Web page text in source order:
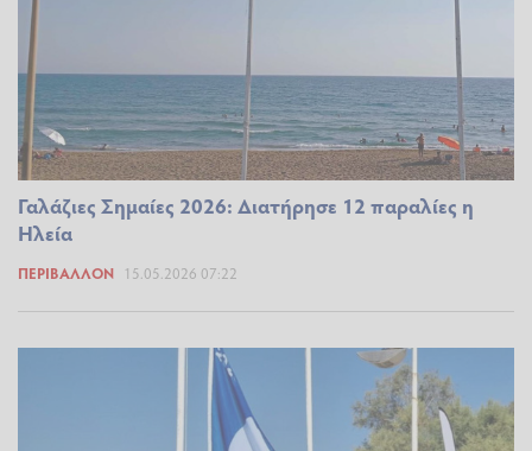
Γαλάζιες Σημαίες 2026: Διατήρησε 12 παραλίες η
Ηλεία
ΠΕΡΙΒΆΛΛΟΝ 15.05.2026 07:22